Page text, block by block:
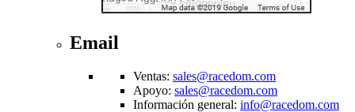
Email
Ventas: sales@racedom.com
Apoyo: sales@racedom.com
Información general: info@racedom.com